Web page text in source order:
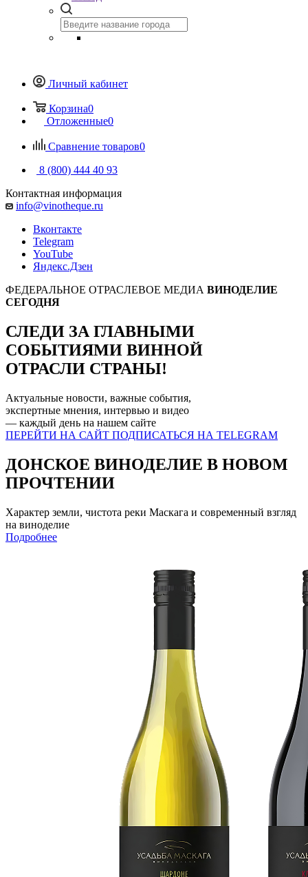
Личный кабинет
Корзина0
Отложенные0
Сравнение товаров0
8 (800) 444 40 93
Контактная информация
info@vinotheque.ru
Вконтакте
Telegram
YouTube
Яндекс.Дзен
ФЕДЕРАЛЬНОЕ ОТРАСЛЕВОЕ МЕДИА ВИНОДЕЛИЕ
СЕГОДНЯ
СЛЕДИ ЗА ГЛАВНЫМИ
СОБЫТИЯМИ ВИННОЙ
ОТРАСЛИ СТРАНЫ!
Актуальные новости, важные события,
экспертные мнения, интервью и видео
— каждый день на нашем сайте
ПЕРЕЙТИ НА САЙТ ПОДПИСАТЬСЯ НА TELEGRAM
ДОНСКОЕ ВИНОДЕЛИЕ В НОВОМ
ПРОЧТЕНИИ
Характер земли, чистота реки Маскага и современный взгляд
на виноделие
Подробнее